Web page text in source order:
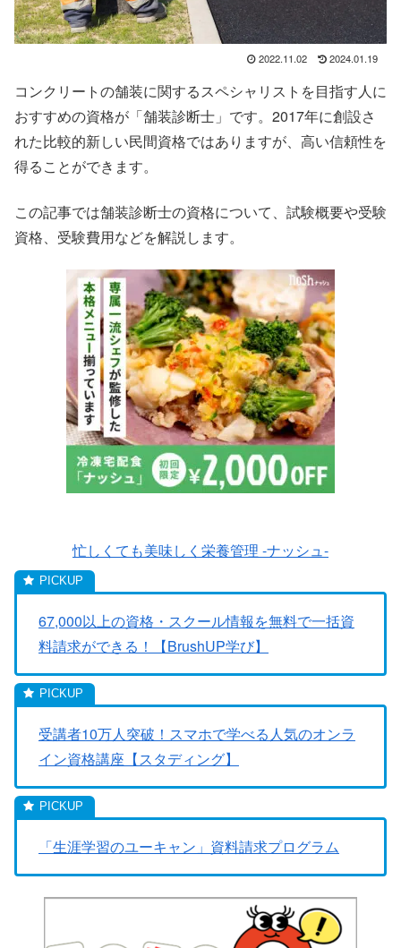
2022.11.02 2024.01.19
コンクリートの舗装に関するスペシャリストを目指す人に
おすすめの資格が「舗装診断士」です。2017年に創設さ
れた比較的新しい民間資格ではありますが、高い信頼性を
得ることができます。
この記事では舗装診断士の資格について、試験概要や受験
資格、受験費用などを解説します。
忙しくても美味しく栄養管理 -ナッシュ-
67,000以上の資格・スクール情報を無料で一括資
料請求ができる！【BrushUP学び】
受講者10万人突破！スマホで学べる人気のオンラ
イン資格講座【スタディング】
「生涯学習のユーキャン」資料請求プログラム